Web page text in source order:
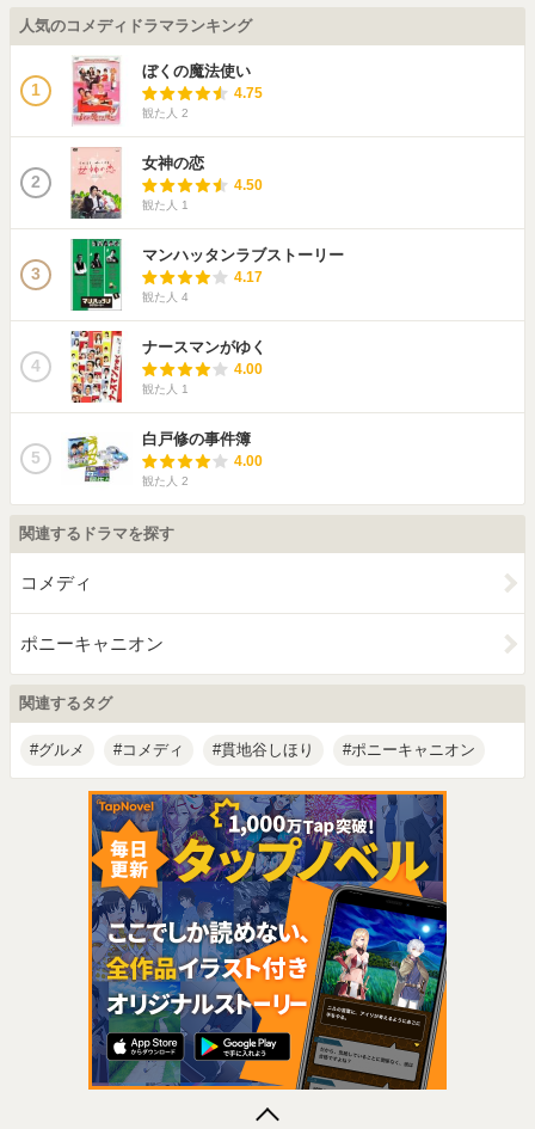
人気のコメディドラマランキング
1
ぼくの魔法使い
4.75
観た人 2
2
女神の恋
4.50
観た人 1
3
マンハッタンラブストーリー
4.17
観た人 4
4
ナースマンがゆく
4.00
観た人 1
5
白戸修の事件簿
4.00
観た人 2
関連するドラマを探す
コメディ
ポニーキャニオン
関連するタグ
グルメ コメディ 貫地谷しほり ポニーキャニオン